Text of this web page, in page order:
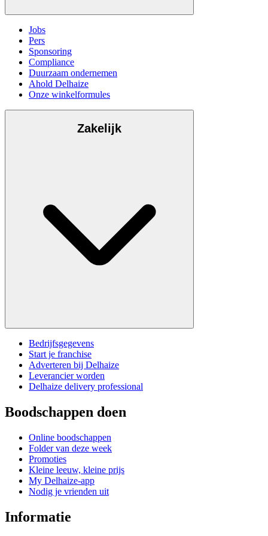
Jobs
Pers
Sponsoring
Compliance
Duurzaam ondernemen
Ahold Delhaize
Onze winkelformules
Zakelijk
Bedrijfsgegevens
Start je franchise
Adverteren bij Delhaize
Leverancier worden
Delhaize delivery professional
Boodschappen doen
Online boodschappen
Folder van deze week
Promoties
Kleine leeuw, kleine prijs
My Delhaize-app
Nodig je vrienden uit
Informatie